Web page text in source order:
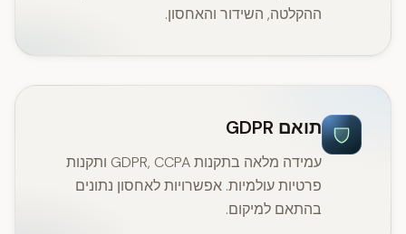
ההקלטה, השידור והאחסון.
תואם GDPR
עמידה מלאה בתקנות GDPR, CCPA ותקנות
פרטיות עולמיות. אפשרויות לאחסון נתונים
בהתאם למיקום.